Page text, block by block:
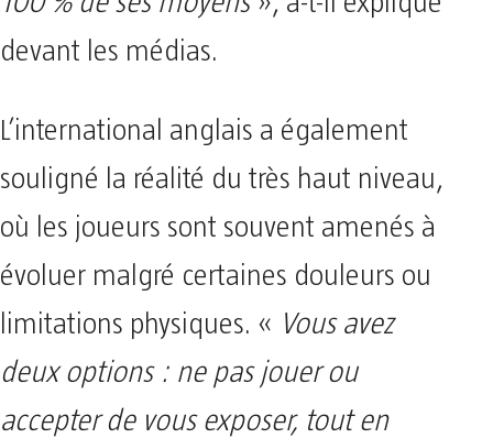
devant les médias.
L’international anglais a également
souligné la réalité du très haut niveau,
où les joueurs sont souvent amenés à
évoluer malgré certaines douleurs ou
limitations physiques. « Vous avez
deux options : ne pas jouer ou
accepter de vous exposer, tout en